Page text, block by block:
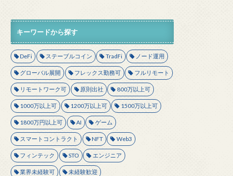
キーワードから探す
DeFi ステーブルコイン TradFi ノード運用
グローバル展開 フレックス勤務可 フルリモート
リモートワーク可 原則出社 800万以上可
1000万以上可 1200万以上可 1500万以上可
1800万円以上可 AI ゲーム
スマートコントラクト NFT Web3
フィンテック STO エンジニア
業界未経験可 未経験歓迎